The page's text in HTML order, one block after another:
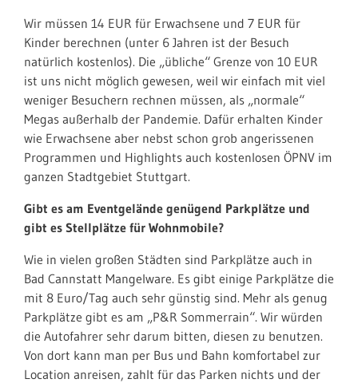
Wir müssen 14 EUR für Erwachsene und 7 EUR für
Kinder berechnen (unter 6 Jahren ist der Besuch
natürlich kostenlos). Die „übliche“ Grenze von 10 EUR
ist uns nicht möglich gewesen, weil wir einfach mit viel
weniger Besuchern rechnen müssen, als „normale“
Megas außerhalb der Pandemie. Dafür erhalten Kinder
wie Erwachsene aber nebst schon grob angerissenen
Programmen und Highlights auch kostenlosen ÖPNV im
ganzen Stadtgebiet Stuttgart.
Gibt es am Eventgelände genügend Parkplätze und
gibt es Stellplätze für Wohnmobile?
Wie in vielen großen Städten sind Parkplätze auch in
Bad Cannstatt Mangelware. Es gibt einige Parkplätze die
mit 8 Euro/Tag auch sehr günstig sind. Mehr als genug
Parkplätze gibt es am „P&R Sommerrain“. Wir würden
die Autofahrer sehr darum bitten, diesen zu benutzen.
Von dort kann man per Bus und Bahn komfortabel zur
Location anreisen, zahlt für das Parken nichts und der